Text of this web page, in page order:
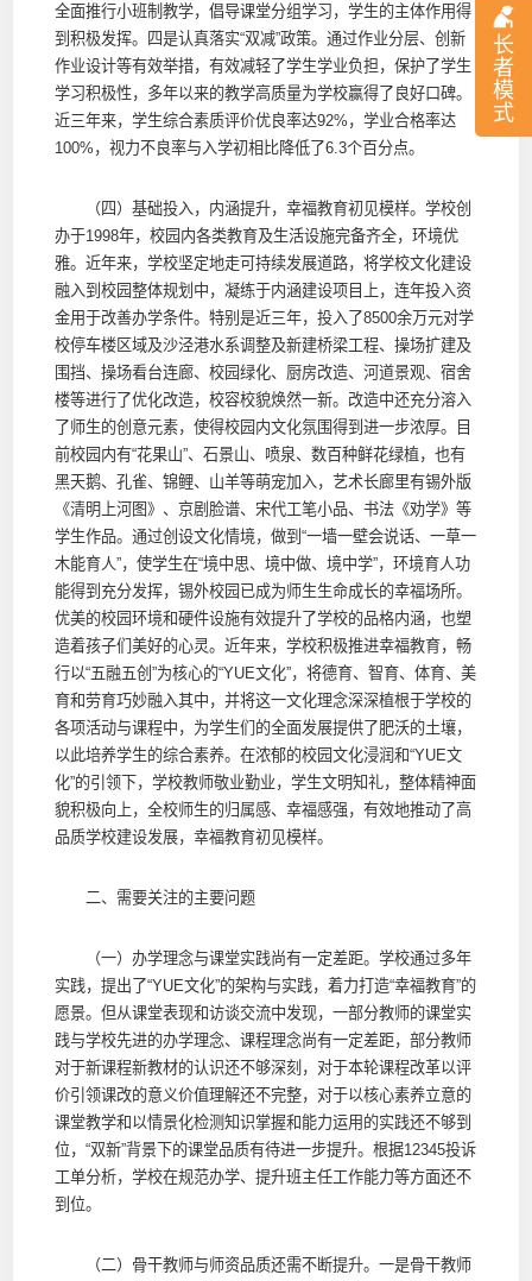
长
者
模
式
全面推行小班制教学，倡导课堂分组学习，学生的主体作用得
到积极发挥。四是认真落实“双减”政策。通过作业分层、创新
作业设计等有效举措，有效减轻了学生学业负担，保护了学生
学习积极性，多年以来的教学高质量为学校赢得了良好口碑。
近三年来，学生综合素质评价优良率达92%，学业合格率达
100%，视力不良率与入学初相比降低了6.3个百分点。
（四）基础投入，内涵提升，幸福教育初见模样。学校创
办于1998年，校园内各类教育及生活设施完备齐全，环境优
雅。近年来，学校坚定地走可持续发展道路，将学校文化建设
融入到校园整体规划中，凝练于内涵建设项目上，连年投入资
金用于改善办学条件。特别是近三年，投入了8500余万元对学
校停车楼区域及沙泾港水系调整及新建桥梁工程、操场扩建及
围挡、操场看台连廊、校园绿化、厨房改造、河道景观、宿舍
楼等进行了优化改造，校容校貌焕然一新。改造中还充分溶入
了师生的创意元素，使得校园内文化氛围得到进一步浓厚。目
前校园内有“花果山”、石景山、喷泉、数百种鲜花绿植，也有
黑天鹅、孔雀、锦鲤、山羊等萌宠加入，艺术长廊里有锡外版
《清明上河图》、京剧脸谱、宋代工笔小品、书法《劝学》等
学生作品。通过创设文化情境，做到“一墙一壁会说话、一草一
木能育人”，使学生在“境中思、境中做、境中学”，环境育人功
能得到充分发挥，锡外校园已成为师生生命成长的幸福场所。
优美的校园环境和硬件设施有效提升了学校的品格内涵，也塑
造着孩子们美好的心灵。近年来，学校积极推进幸福教育，畅
行以“五融五创”为核心的“YUE文化”，将德育、智育、体育、美
育和劳育巧妙融入其中，并将这一文化理念深深植根于学校的
各项活动与课程中，为学生们的全面发展提供了肥沃的土壤，
以此培养学生的综合素养。在浓郁的校园文化浸润和“YUE文
化”的引领下，学校教师敬业勤业，学生文明知礼，整体精神面
貌积极向上，全校师生的归属感、幸福感强，有效地推动了高
品质学校建设发展，幸福教育初见模样。
二、需要关注的主要问题
（一）办学理念与课堂实践尚有一定差距。学校通过多年
实践，提出了“YUE文化”的架构与实践，着力打造“幸福教育”的
愿景。但从课堂表现和访谈交流中发现，一部分教师的课堂实
践与学校先进的办学理念、课程理念尚有一定差距，部分教师
对于新课程新教材的认识还不够深刻，对于本轮课程改革以评
价引领课改的意义价值理解还不完整，对于以核心素养立意的
课堂教学和以情景化检测知识掌握和能力运用的实践还不够到
位，“双新”背景下的课堂品质有待进一步提升。根据12345投诉
工单分析，学校在规范办学、提升班主任工作能力等方面还不
到位。
（二）骨干教师与师资品质还需不断提升。一是骨干教师